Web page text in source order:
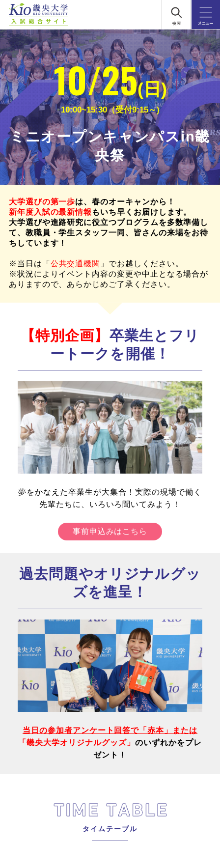
10/25(日)
10:00~15:30（受付9:15～)
ミニオープンキャンパスin畿
央祭
大学選びの第一歩は、春のオーキャンから！
新年度入試の最新情報 もいち早くお届けします。
大学選びや進路研究に役立つプログラムを多数準備し
て、教職員・学生スタッフ一同、皆さんの来場をお待
ちしています！
※当日は「 公共交通機関 」でお越しください。
※状況によりイベント内容の変更や中止となる場合が
ありますので、あらかじめご了承ください。
【特別企画】 卒業生とフリ
ートークを開催！
夢をかなえた卒業生が大集合！実際の現場で働く
先輩たちに、いろいろ聞いてみよう！
事前申込みはこちら
過去問題やオリジナルグッ
ズを進呈！
当日の参加者アンケート回答で「赤本」または
「畿央大学オリジナルグッズ」 のいずれかをプレ
ゼント！
タイムテーブル